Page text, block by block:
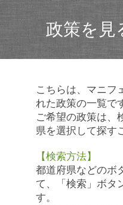
政策を見
こちらは、マニフ
れた政策の一覧で
ご希望の政策は、
県を選択して探す
【検索方法】
都道府県などのボ
て、「検索」ボタ
す。